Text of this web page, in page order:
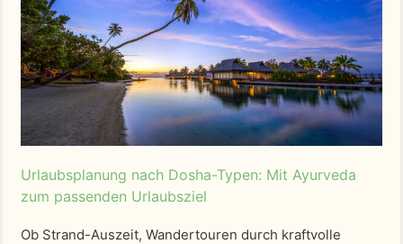
Urlaubsplanung nach Dosha-Typen: Mit Ayurveda
zum passenden Urlaubsziel
Ob Strand-Auszeit, Wandertouren durch kraftvolle